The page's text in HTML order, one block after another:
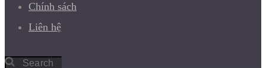
Chính sách
Liên hệ